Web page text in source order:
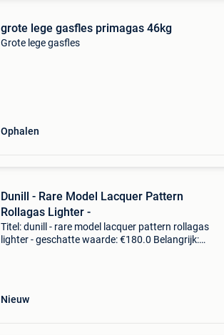
grote lege gasfles primagas 46kg
Grote lege gasfles
Ophalen
Dunill - Rare Model Lacquer Pattern
Rollagas Lighter -
Titel: dunill - rare model lacquer pattern rollagas
lighter - geschatte waarde: €180.0 Belangrijk:
Nieuw